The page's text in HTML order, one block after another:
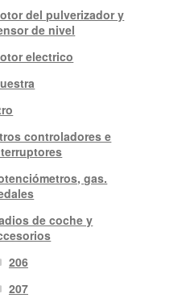
del pulverizador y
de nivel
electrico
controladores e
gas.
de coche y
206
207